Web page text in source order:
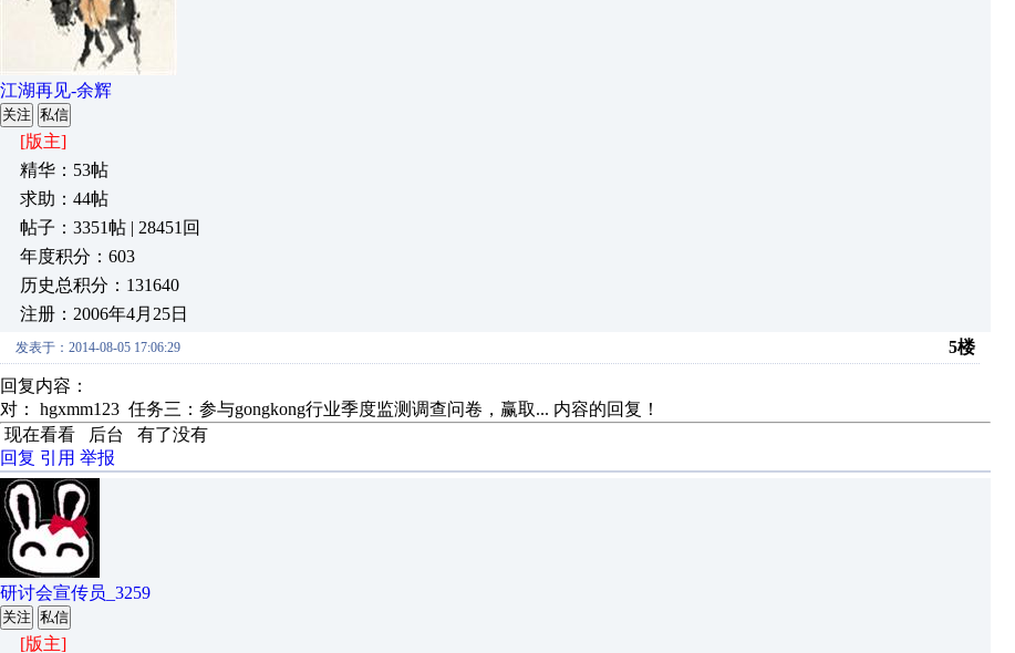
江湖再见-余辉
关注 私信
[版主]
精华：53帖
求助：44帖
帖子：3351帖 | 28451回
年度积分：603
历史总积分：131640
注册：2006年4月25日
发表于：2014-08-05 17:06:29 5楼
回复内容：
对： hgxmm123 任务三：参与gongkong行业季度监测调查问卷，赢取... 内容的回复！
现在看看 后台 有了没有
回复 引用 举报
研讨会宣传员_3259
关注 私信
[版主]